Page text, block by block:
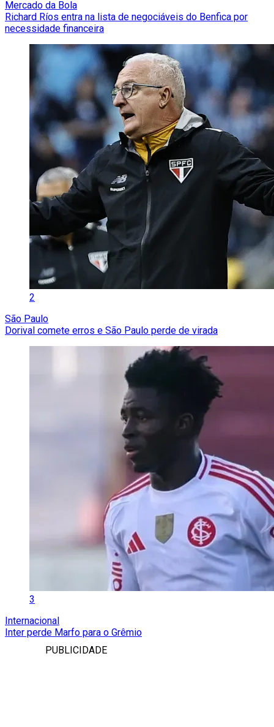
Mercado da Bola
Richard Ríos entra na lista de negociáveis do Benfica por
necessidade financeira
2
São Paulo
Dorival comete erros e São Paulo perde de virada
3
Internacional
Inter perde Marfo para o Grêmio
PUBLICIDADE